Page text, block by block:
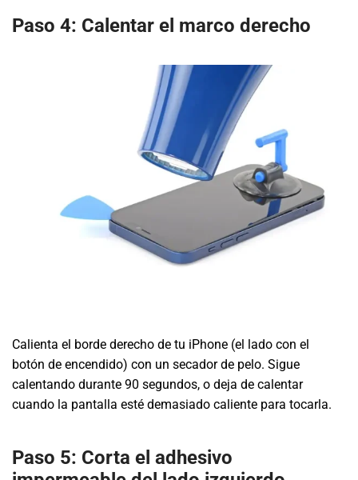
Paso 4: Calentar el marco derecho
Calienta el borde derecho de tu iPhone (el lado con el
botón de encendido) con un secador de pelo. Sigue
calentando durante 90 segundos, o deja de calentar
cuando la pantalla esté demasiado caliente para tocarla.
Paso 5: Corta el adhesivo